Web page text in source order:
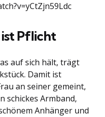
Pflicht
auf sich hält, trägt
Damit ist
an seiner gemeint,
schickes Armband,
Anhänger und